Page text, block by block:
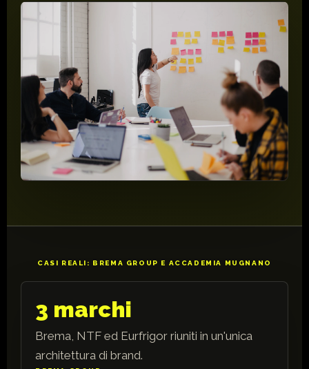
CASI REALI: BREMA GROUP E ACCADEMIA MUGNANO
3 marchi
Brema, NTF ed Eurfrigor riuniti in un'unica
architettura di brand.